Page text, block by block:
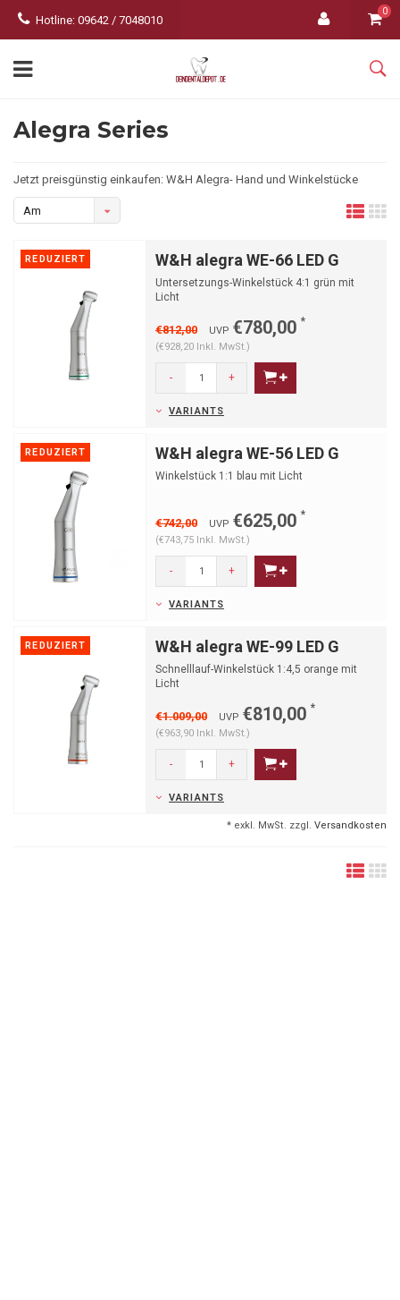
Hotline: 09642 / 7048010
0
Alegra Series
Jetzt preisgünstig einkaufen: W&H Alegra- Hand und Winkelstücke
Am
angesehen
REDUZIERT W&H alegra WE-66 LED G
Untersetzungs-Winkelstück 4:1 grün mit
Licht
€812,00 UVP €780,00 *
(€928,20 Inkl. MwSt.)
- +
VARIANTS
REDUZIERT W&H alegra WE-56 LED G
Winkelstück 1:1 blau mit Licht
€742,00 UVP €625,00 *
(€743,75 Inkl. MwSt.)
- +
VARIANTS
REDUZIERT W&H alegra WE-99 LED G
Schnelllauf-Winkelstück 1:4,5 orange mit
Licht
€1.009,00 UVP €810,00 *
(€963,90 Inkl. MwSt.)
- +
VARIANTS
* exkl. MwSt. zzgl. Versandkosten